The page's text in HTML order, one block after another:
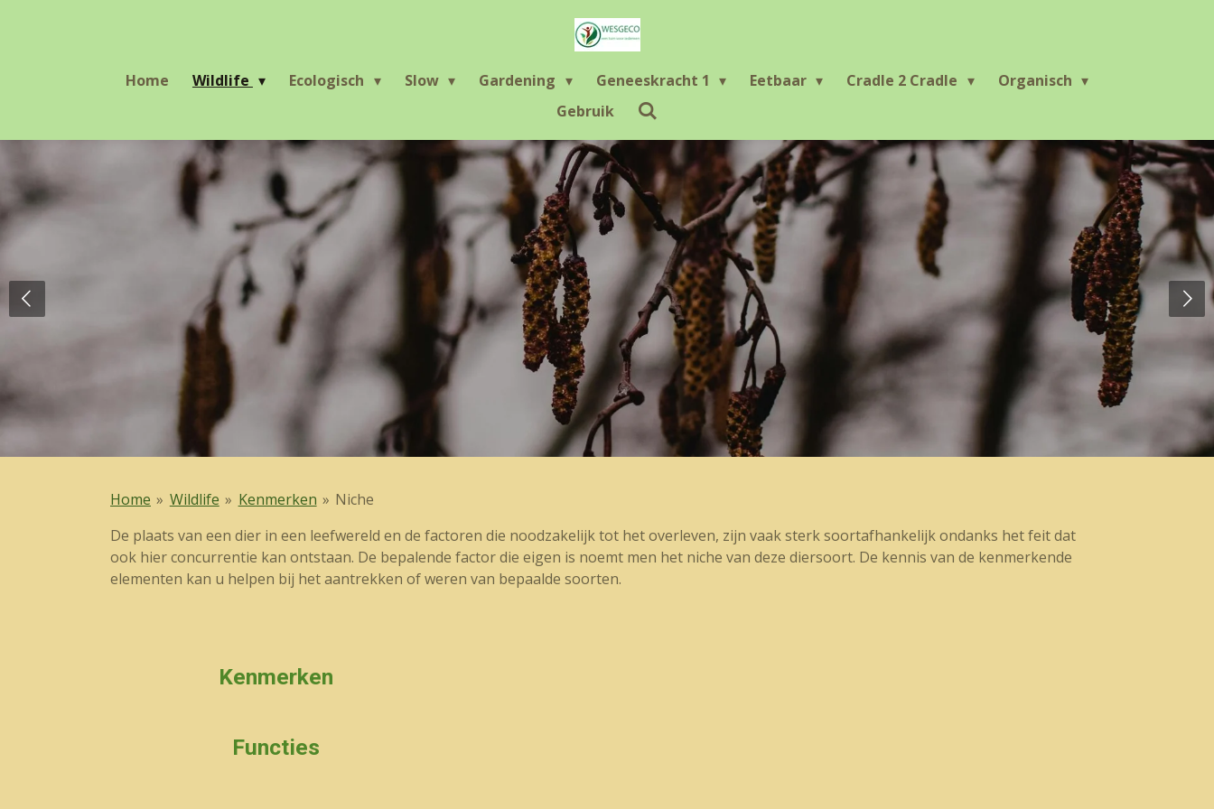
Home Wildlife Ecologisch Slow Gardening Geneeskracht 1 Eetbaar Cradle 2 Cradle
Organisch
Gebruik
Home » Wildlife » Kenmerken » Niche
De plaats van een dier in een leefwereld en de factoren die noodzakelijk tot het overleven, zijn vaak sterk soortafhankelijk ondanks het feit dat
ook hier concurrentie kan ontstaan. De bepalende factor die eigen is noemt men het niche van deze diersoort. De kennis van de kenmerkende
elementen kan u helpen bij het aantrekken of weren van bepaalde soorten.
Kenmerken
Functies